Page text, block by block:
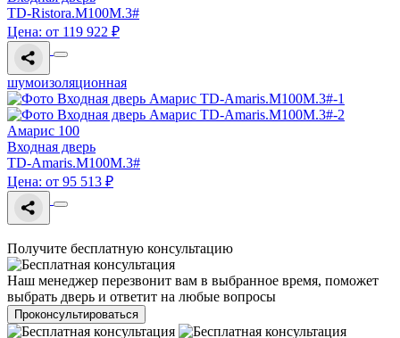
TD-Ristora.M100M.3#
Цена: от 119 922 ₽
шумоизоляционная
Амарис 100
Входная дверь
TD-Amaris.M100M.3#
Цена: от 95 513 ₽
Получите бесплатную консультацию
Наш менеджер перезвонит вам в выбранное время, поможет
выбрать дверь и ответит на любые вопросы
Проконсультироваться